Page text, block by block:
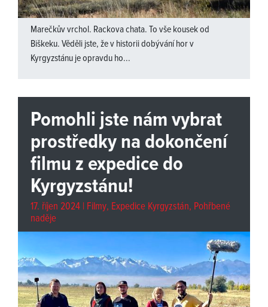
Marečkův vrchol. Rackova chata. To vše kousek od
Biškeku. Věděli jste, že v historii dobývání hor v
Kyrgyzstánu je opravdu ho...
Pomohli jste nám vybrat
prostředky na dokončení
filmu z expedice do
Kyrgyzstánu!
17. říjen 2024 | Filmy, Expedice Kyrgyzstán, Pohřbené
naděje